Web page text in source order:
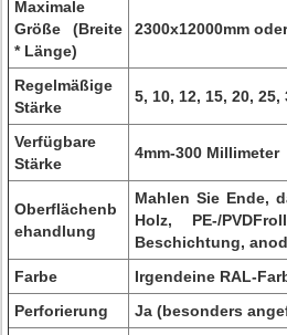
Maximale
Größe (Breite
* Länge)
2300x12000mm
Regelmäßige
Stärke
5, 10, 12, 15, 20,
Verfügbare
Stärke
4mm-300 Millimeter
Oberflächenb
ehandlung
Mahlen Sie Ende,
Holz, PE-/
Beschichtung,
Farbe
Irgendeine RAL-
Perforierung
Ja (besonders